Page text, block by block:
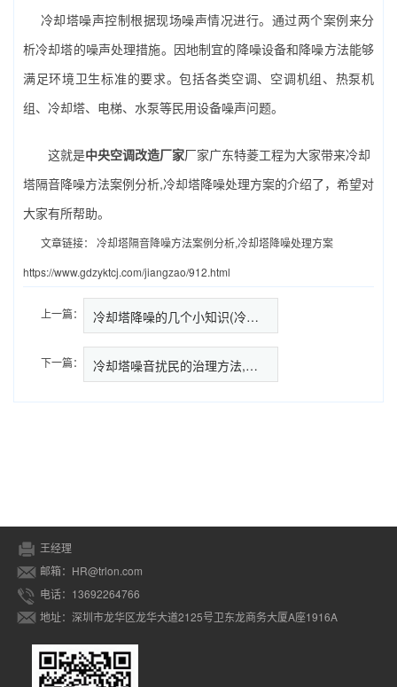
冷却塔噪声控制根据现场噪声情况进行。通过两个案例来分
析冷却塔的噪声处理措施。因地制宜的降噪设备和降噪方法能够
满足环境卫生标准的要求。包括各类空调、空调机组、热泵机
组、冷却塔、电梯、水泵等民用设备噪声问题。
这就是中央空调改造厂家厂家广东特菱工程为大家带来冷却
塔隔音降噪方法案例分析,冷却塔降噪处理方案的介绍了，希望对
大家有所帮助。
文章链接：
冷却塔隔音降噪方法案例分析,冷却塔降噪处理方案
https://www.gdzyktcj.com/jiangzao/912.html
上一篇： 冷却塔降噪的几个小知识(冷却塔…
下一篇： 冷却塔噪音扰民的治理方法,冷却
王经理
邮箱：HR@trlon.com
电话：13692264766
地址：深圳市龙华区龙华大道2125号卫东龙商务大厦A座1916A